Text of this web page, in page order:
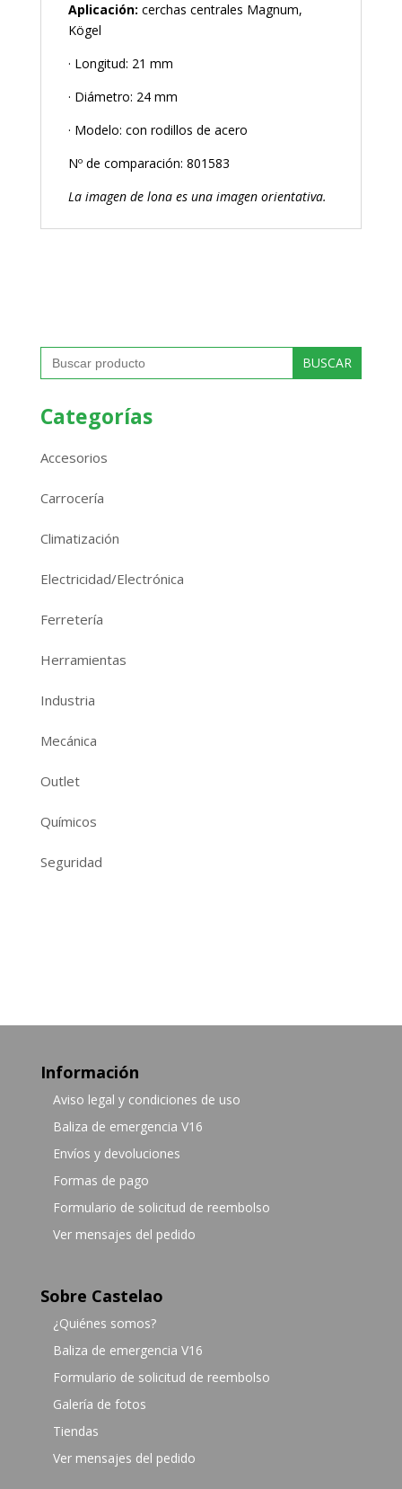
Aplicación: cerchas centrales Magnum,
Kögel
· Longitud: 21 mm
· Diámetro: 24 mm
· Modelo: con rodillos de acero
Nº de comparación: 801583
La imagen de lona es una imagen orientativa.
Buscar:
Categorías
Accesorios
Carrocería
Climatización
Electricidad/Electrónica
Ferretería
Herramientas
Industria
Mecánica
Outlet
Químicos
Seguridad
Información
Aviso legal y condiciones de uso
Baliza de emergencia V16
Envíos y devoluciones
Formas de pago
Formulario de solicitud de reembolso
Ver mensajes del pedido
Sobre Castelao
¿Quiénes somos?
Baliza de emergencia V16
Formulario de solicitud de reembolso
Galería de fotos
Tiendas
Ver mensajes del pedido